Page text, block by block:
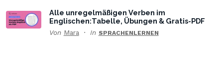
Alle unregelmäßigen Verben im
Englischen:Tabelle, Übungen & Gratis-PDF
Von Mara In SPRACHENLERNEN